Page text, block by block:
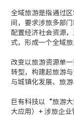
全域旅游是指通过
间，要求涉旅多部
配置经济社会资源
式，形成一个全域旅
改变以旅游资源单
转型，构建起旅游
与城镇化发展、旅
巨有科技以“旅游
大应用）+ 涉旅企